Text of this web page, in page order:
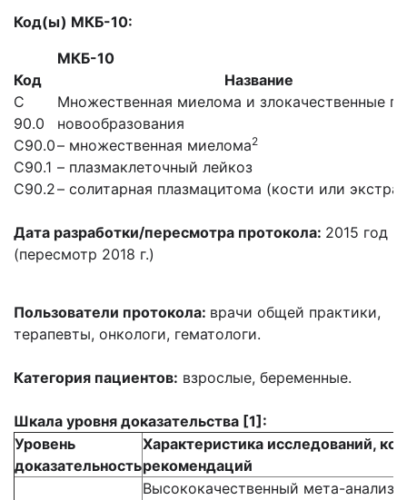
Код(ы) МКБ-10:
МКБ-10
Код
Название
С
90.0
Множественная миелома и злокачественные
новообразования
С90.0– множественная миелома2
С90.1 – плазмаклеточный лейкоз
С90.2– солитарная плазмацитома (кости или
Дата разработки/пересмотра протокола: 2015 год
(пересмотр 2018 г.)
Пользователи протокола: врачи общей практики,
терапевты, онкологи, гематологи.
Категория пациентов: взрослые, беременные.
Шкала уровня доказательства [1]:
Уровень
доказательность
Характеристика исследований,
рекомендаций
Высококачественный мета-анализ,